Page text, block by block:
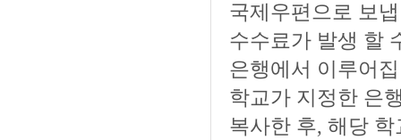
국제우편으로 보
수수료가 발생 할
은행에서 이루어
학교가 지정한 은
복사한 후, 해당